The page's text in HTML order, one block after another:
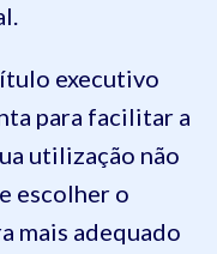
executivo
para facilitar a
utilização não
escolher o
mais adequado